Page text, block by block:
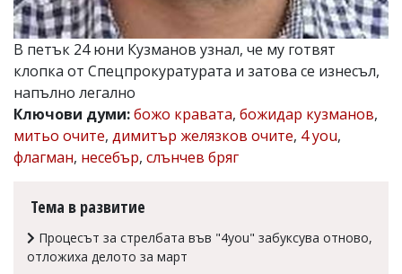
и
редакцията
не
носи
отговорност
тях!
Ако
откриете
обиден
за
коментар,
моля
сигнализирайте
В петък 24 юни Кузманов узнал, че му готвят
клопка от Спецпрокуратурата и затова се изнесъл,
напълно легално
Ключови думи:божо кравата, божидар кузманов,
митьо очите, димитър желязков очите, 4 you,
флагман, несебър, слънчев бряг
Тема в развитие
Процесът за стрелбата във "4you" забуксува отново,
отложиха делото за март